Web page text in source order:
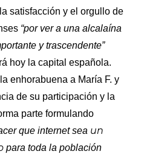
satisfacción y el orgullo de
“por ver a una alcalaína
y trascendente”
hoy la capital española.
enhorabuena a María F. y
de su participación y la
parte formulando
que internet sea un
para toda la población